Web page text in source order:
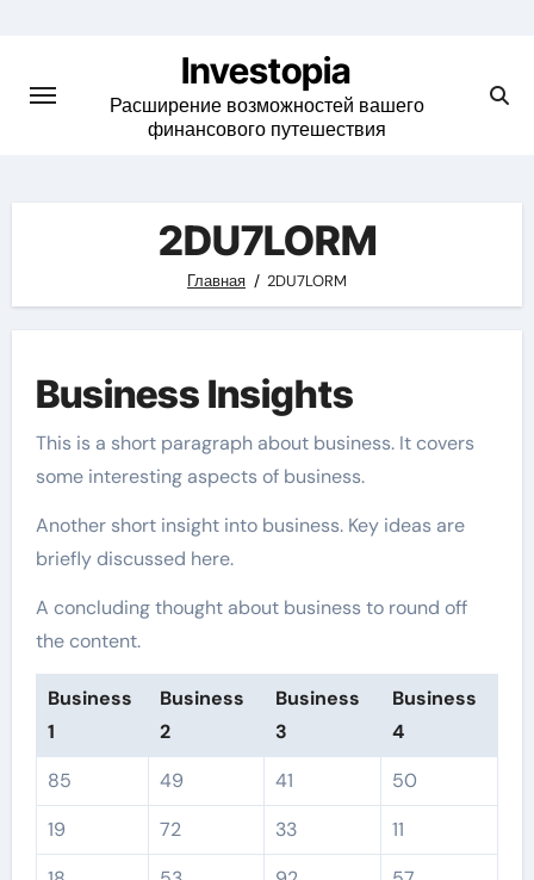
content
Investopia
Расширение возможностей вашего
финансового путешествия
2DU7LORM
Главная 2DU7LORM
Business Insights
This is a short paragraph about business. It covers
some interesting aspects of business.
Another short insight into business. Key ideas are
briefly discussed here.
A concluding thought about business to round off
the content.
Business
1
Business
2
Business
3
Business
4
85
49 41
50
19
72 33
11